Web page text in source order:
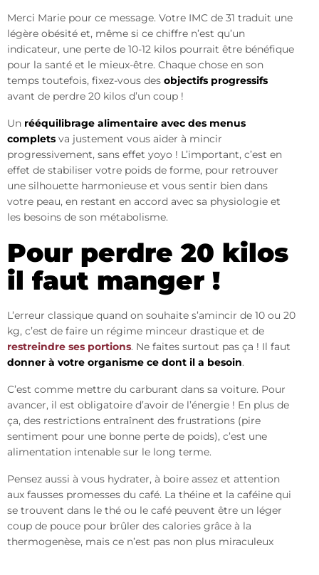
Merci Marie pour ce message. Votre IMC de 31 traduit une
légère obésité et, même si ce chiffre n’est qu’un
indicateur, une perte de 10-12 kilos pourrait être bénéfique
pour la santé et le mieux-être. Chaque chose en son
temps toutefois, fixez-vous des objectifs progressifs
avant de perdre 20 kilos d’un coup !
Un rééquilibrage alimentaire avec des menus
complets va justement vous aider à mincir
progressivement, sans effet yoyo ! L’important, c’est en
effet de stabiliser votre poids de forme, pour retrouver
une silhouette harmonieuse et vous sentir bien dans
votre peau, en restant en accord avec sa physiologie et
les besoins de son métabolisme.
Pour perdre 20 kilos
il faut manger !
L’erreur classique quand on souhaite s’amincir de 10 ou 20
kg, c’est de faire un régime minceur drastique et de
restreindre ses portions. Ne faites surtout pas ça ! Il faut
donner à votre organisme ce dont il a besoin.
C’est comme mettre du carburant dans sa voiture. Pour
avancer, il est obligatoire d’avoir de l’énergie ! En plus de
ça, des restrictions entraînent des frustrations (pire
sentiment pour une bonne perte de poids), c’est une
alimentation intenable sur le long terme.
Pensez aussi à vous hydrater, à boire assez et attention
aux fausses promesses du café. La théine et la caféine qui
se trouvent dans le thé ou le café peuvent être un léger
coup de pouce pour brûler des calories grâce à la
thermogenèse, mais ce n’est pas non plus miraculeux